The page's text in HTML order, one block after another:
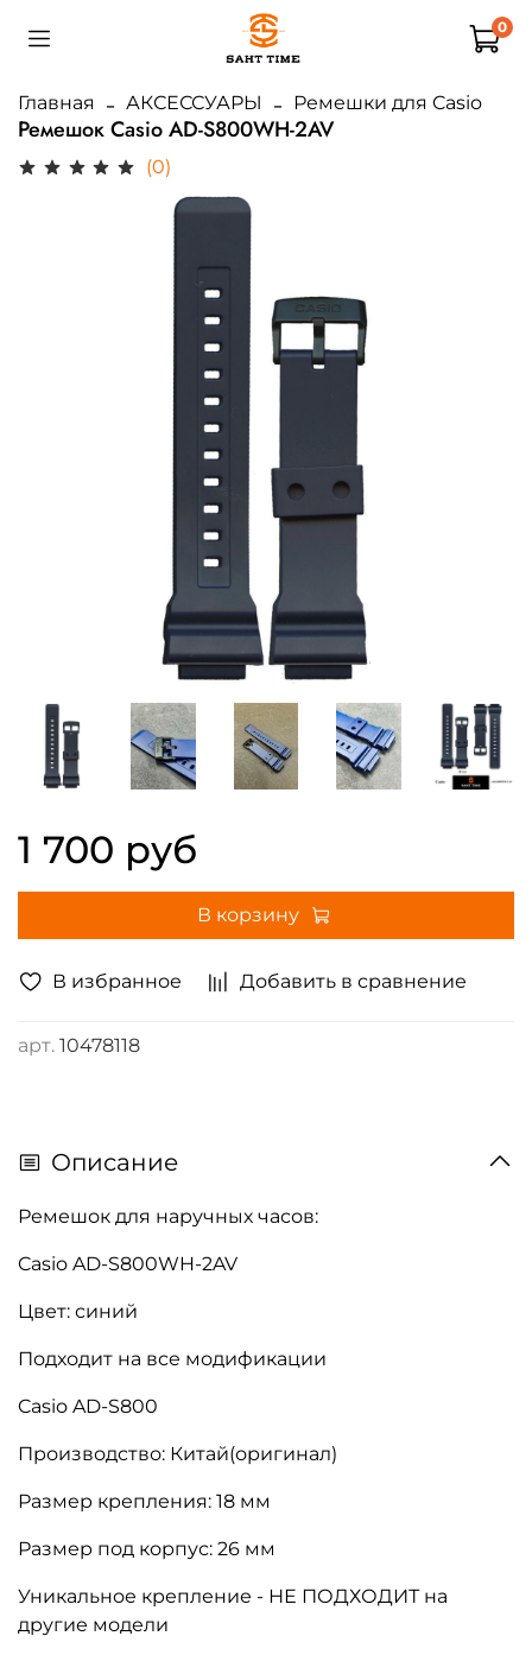
0
Главная АКСЕССУАРЫ Ремешки для Casio
Ремешок Casio AD-S800WH-2AV
(0)
В избранное Добавить в сравнение
арт. 10478118
1 700 руб
В корзину
Описание
Ремешок для наручных часов:
Casio AD-S800WH-2AV
Цвет: синий
Подходит на все модификации
Casio AD-S800
Производство: Китай(оригинал)
Размер крепления: 18 мм
Размер под корпус: 26 мм
Уникальное крепление - НЕ ПОДХОДИТ на
другие модели